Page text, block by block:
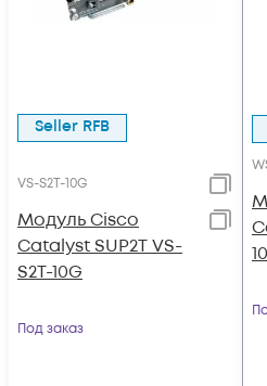
Seller RFB
VS-S2T-10G
Модуль Cisco
Catalyst SUP2T VS-
S2T-10G
Под заказ